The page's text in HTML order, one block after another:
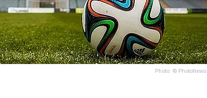
Photo: © PhotoNews